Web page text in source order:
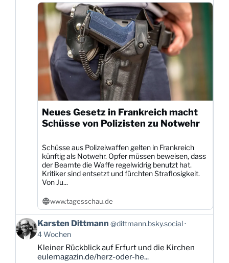
Neues Gesetz in Frankreich macht
Schüsse von Polizisten zu Notwehr
Schüsse aus Polizeiwaffen gelten in Frankreich
künftig als Notwehr. Opfer müssen beweisen, dass
der Beamte die Waffe regelwidrig benutzt hat.
Kritiker sind entsetzt und fürchten Straflosigkeit.
Von Ju...
www.tagesschau.de
Beitrag
von
Karsten
Dittmann
Karsten Dittmann @dittmann.bsky.social
4 Wochen
Kleiner Rückblick auf Erfurt und die Kirchen
eulemagazin.de/herz-oder-he...